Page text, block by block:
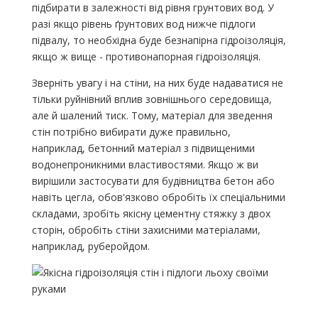
підбирати в залежності від рівня грунтових вод. У
разі якщо рівень ґрунтових вод нижче підлоги
підвалу, то необхідна буде безнапірна гідроізоляція,
якщо ж вище - противонапорная гідроізоляція.
Зверніть увагу і на стіни, на них буде надаватися не
тільки руйнівний вплив зовнішнього середовища,
але й шалений тиск. Тому, матеріал для зведення
стін потрібно вибирати дуже правильно,
наприклад, бетонний матеріал з підвищеними
водонепроникними властивостями. Якщо ж ви
вирішили застосувати для будівництва бетон або
навіть цегла, обов'язково обробіть їх спеціальними
складами, зробіть якісну цементну стяжку з двох
сторін, обробіть стіни захисними матеріалами,
наприклад, руберойдом.